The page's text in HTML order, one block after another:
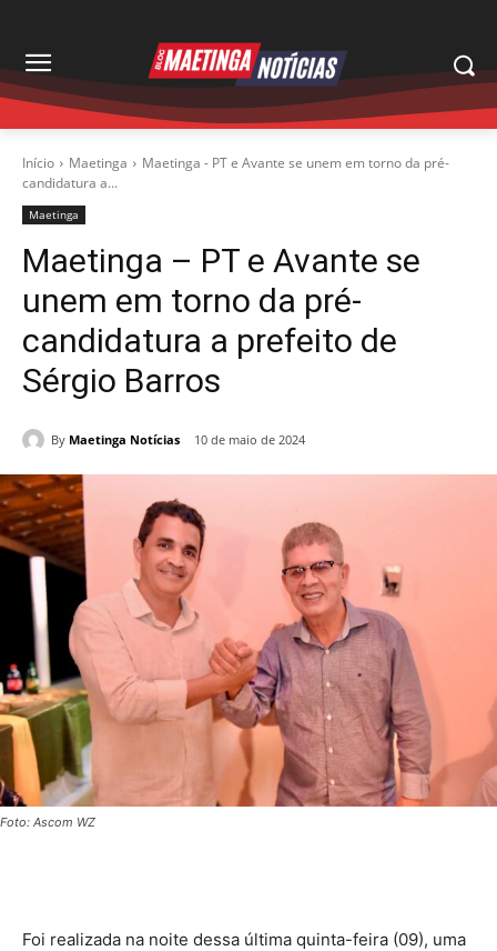
Início Maetinga
Maetinga - PT e Avante se unem em torno da pré-
candidatura a...
Maetinga
Maetinga – PT e Avante se
unem em torno da pré-
candidatura a prefeito de
Sérgio Barros
By Maetinga Notícias 10 de maio de 2024
Foto: Ascom WZ
Foi realizada na noite dessa última quinta-feira (09), uma